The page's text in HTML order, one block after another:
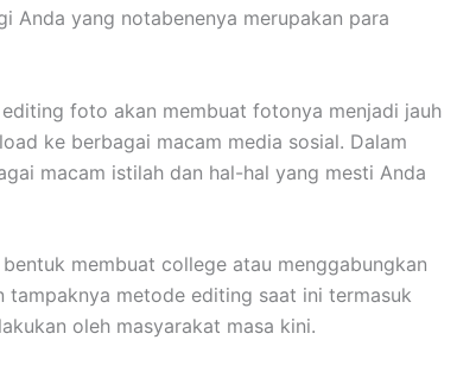
Anda yang notabenenya merupakan para
foto akan membuat fotonya menjadi jauh
ke berbagai macam media sosial. Dalam
macam istilah dan hal-hal yang mesti Anda
membuat college atau menggabungkan
tampaknya metode editing saat ini termasuk
oleh masyarakat masa kini.